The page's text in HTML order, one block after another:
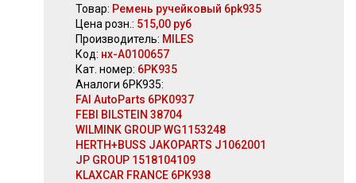
Товар: Ремень ручейковый 6pk935
Цена розн.: 515,00 руб
Производитель: MILES
Код: нх-А0100657
Кат. номер: 6PK935
Аналоги 6PK935:
FAI AutoParts 6PK0937
FEBI BILSTEIN 38704
WILMINK GROUP WG1153248
HERTH+BUSS JAKOPARTS J1062001
JP GROUP 1518104109
KLAXCAR FRANCE 6PK938